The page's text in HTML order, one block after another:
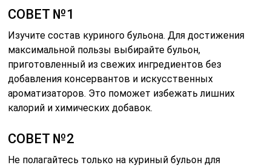
СОВЕТ №1
Изучите состав куриного бульона. Для достижения
максимальной пользы выбирайте бульон,
приготовленный из свежих ингредиентов без
добавления консервантов и искусственных
ароматизаторов. Это поможет избежать лишних
калорий и химических добавок.
СОВЕТ №2
Не полагайтесь только на куриный бульон для